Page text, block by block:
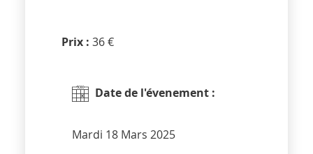
Prix :36 €
Date de l'évenement :
Mardi 18 Mars 2025